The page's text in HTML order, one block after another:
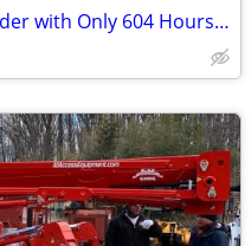
2021 Rayco RG37 Stump Grinder with Only 604 Hours!!! #4965